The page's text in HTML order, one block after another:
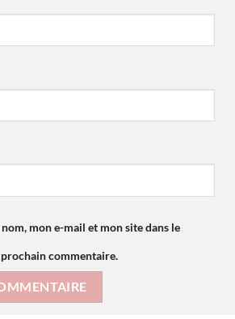
mon e-mail et mon site dans le
commentaire.